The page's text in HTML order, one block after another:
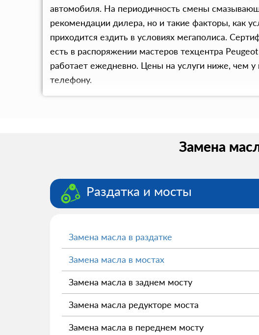
автомобиля. На периодичность смены
рекомендации дилера, но и такие факторы, как
приходится ездить в условиях мегаполиса.
есть в распоряжении мастеров техцентра
работает ежедневно. Цены на услуги ниже, чем у
телефону.
Замена
Раздатка и мосты
Замена масла в раздатке
Замена масла в мостах
Замена масла в заднем мосту
Замена масла редукторе моста
Замена масла в переднем мосту